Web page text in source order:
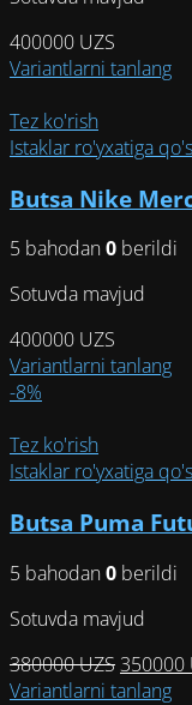
400000 UZS
Variantlarni tanlang
Tez ko'rish
Istaklar ro'yxatiga
Butsa Nike
5 bahodan0 berildi
Sotuvda mavjud
400000 UZS
Variantlarni tanlang
на
-8%
Tez ko'rish
Istaklar ro'yxatiga
Butsa Puma
5 bahodan0 berildi
Sotuvda mavjud
380000UZS
цена
350000
Variantlarni tanlang